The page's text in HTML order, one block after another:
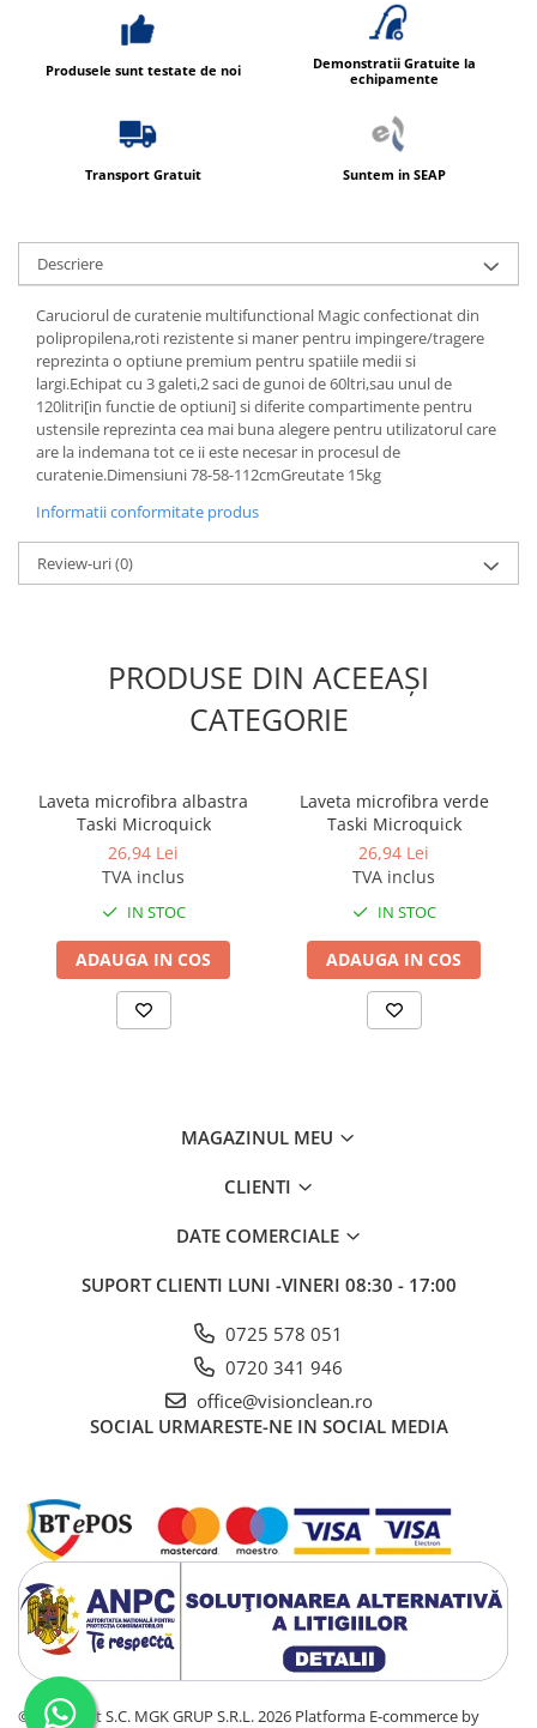
Produsele sunt testate de noi
Demonstratii Gratuite la
echipamente
Transport Gratuit Suntem in SEAP
Descriere
Caruciorul de curatenie multifunctional Magic confectionat din
polipropilena,roti rezistente si maner pentru impingere/tragere
reprezinta o optiune premium pentru spatiile medii si
largi.Echipat cu 3 galeti,2 saci de gunoi de 60ltri,sau unul de
120litri[in functie de optiuni] si diferite compartimente pentru
ustensile reprezinta cea mai buna alegere pentru utilizatorul care
are la indemana tot ce ii este necesar in procesul de
curatenie.Dimensiuni 78-58-112cmGreutate 15kg
Informatii conformitate produs
Review-uri(0)
PRODUSE DIN ACEEAȘI
CATEGORIE
Laveta microfibra albastra
Taski Microquick
26,94 Lei
TVA inclus
IN STOC
ADAUGA IN COS
Laveta microfibra verde
Taski Microquick
26,94 Lei
TVA inclus
IN STOC
ADAUGA IN COS
MAGAZINUL MEU
CLIENTI
DATE COMERCIALE
SUPORT CLIENTI LUNI -VINERI 08:30 - 17:00
0725 578 051
0720 341 946
office@visionclean.ro
SOCIAL URMARESTE-NE IN SOCIAL MEDIA
©Copyright S.C. MGK GRUP S.R.L. 2026 Platforma E-commerce by